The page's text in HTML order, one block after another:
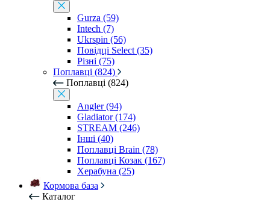
Gurza (59)
Intech (7)
Ukrspin (56)
Повідці Select (35)
Різні (75)
Поплавці (824)
Поплавці (824)
Angler (94)
Gladiator (174)
STREAM (246)
Інші (40)
Поплавці Brain (78)
Поплавці Козак (167)
Херабуна (25)
Кормова база
Каталог